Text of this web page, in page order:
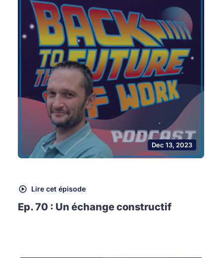
Dec 13, 2023
Lire cet épisode
Ep. 70 : Un échange constructif